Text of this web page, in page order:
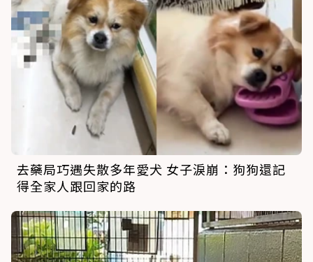
去藥局巧遇失散多年愛犬 女子淚崩：狗狗還記
得全家人跟回家的路